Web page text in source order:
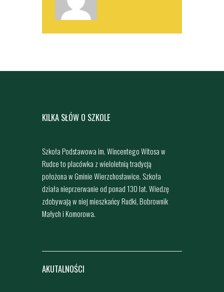
KILKA SŁÓW O SZKOLE
Szkoła Podstawowa im. Wincentego Witosa w
Rudce to placówka z wieloletnią tradycją
położona w Gminie Wierzchosławice. Szkoła
działa nieprzerwanie od ponad 130 lat. Wiedzę
zdobywają w niej mieszkańcy Rudki, Bobrownik
Małych i Komorowa.
AKUTALNOŚCI